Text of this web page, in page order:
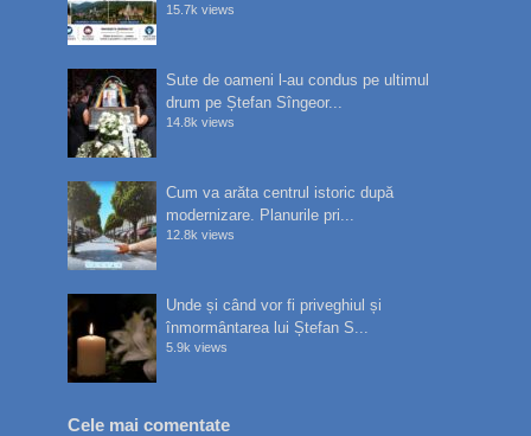
15.7k views
Sute de oameni l-au condus pe ultimul
drum pe Ștefan Sîngeor...
14.8k views
Cum va arăta centrul istoric după
modernizare. Planurile pri...
12.8k views
Unde și când vor fi priveghiul și
înmormântarea lui Ștefan S...
5.9k views
Cele mai comentate